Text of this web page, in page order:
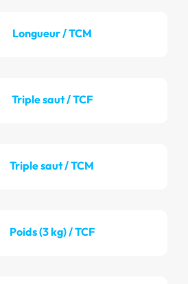
Longueur / TCM
Triple saut / TCF
Triple saut / TCM
Poids (3 kg) / TCF